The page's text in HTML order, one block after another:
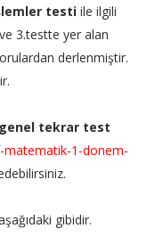
testiile ilgili
3.testte yer alan
derlenmiştir.
tekrar test
matematik-1-donem-
gibidir.